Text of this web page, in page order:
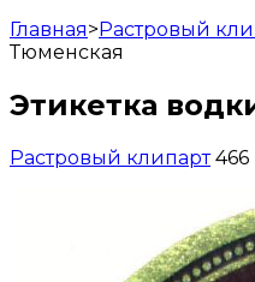
Главная>Растровый
Тюменская
Этикетка
Растровый клипарт